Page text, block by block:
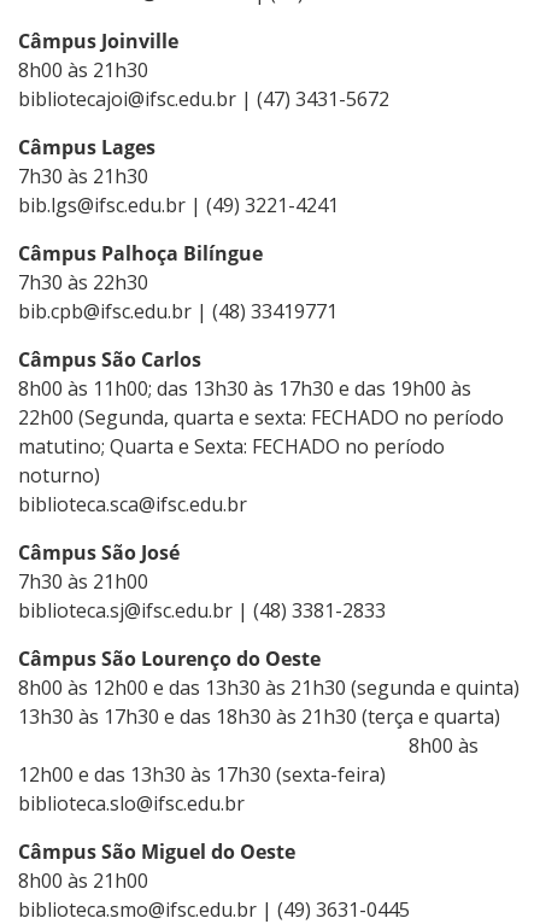
Câmpus Joinville
8h00 às 21h30
bibliotecajoi@ifsc.edu.br | (47) 3431-5672
Câmpus Lages
7h30 às 21h30
bib.lgs@ifsc.edu.br | (49) 3221-4241
Câmpus Palhoça Bilíngue
7h30 às 22h30
bib.cpb@ifsc.edu.br | (48) 33419771
Câmpus São Carlos
8h00 às 11h00; das 13h30 às 17h30 e das 19h00 às
22h00 (Segunda, quarta e sexta: FECHADO no período
matutino; Quarta e Sexta: FECHADO no período
noturno)
biblioteca.sca@ifsc.edu.br
Câmpus São José
7h30 às 21h00
biblioteca.sj@ifsc.edu.br | (48) 3381-2833
Câmpus São Lourenço do Oeste
8h00 às 12h00 e das 13h30 às 21h30 (segunda e quinta)
13h30 às 17h30 e das 18h30 às 21h30 (terça e quarta)
8h00 às
12h00 e das 13h30 às 17h30 (sexta-feira)
biblioteca.slo@ifsc.edu.br
Câmpus São Miguel do Oeste
8h00 às 21h00
biblioteca.smo@ifsc.edu.br | (49) 3631-0445